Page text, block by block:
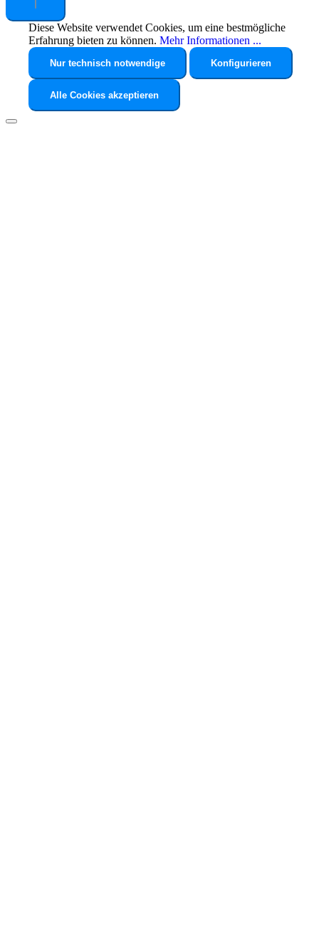
Diese Website verwendet Cookies, um eine bestmögliche
Erfahrung bieten zu können. Mehr Informationen ...
Nur technisch notwendige Konfigurieren
Alle Cookies akzeptieren